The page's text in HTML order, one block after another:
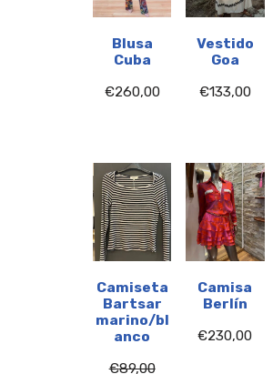
Blusa
Cuba
€260,00
Vestido
Goa
€133,00
Camiseta
Bartsar
marino/bl
anco
€89,00
Camisa
Berlín
€230,00